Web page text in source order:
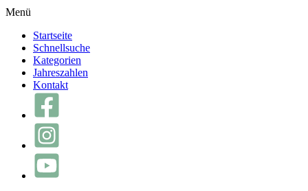
Menü
Startseite
Schnellsuche
Kategorien
Jahreszahlen
Kontakt